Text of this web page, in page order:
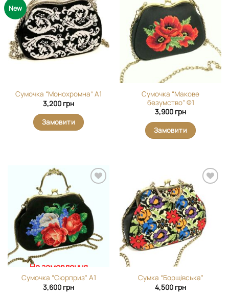
New
Додати
виріб у
вибране
Сумочка “Монохромна” А1
3,200 грн
Замовити
Додати
виріб у
вибране
Сумочка “Макове
безумство” Ф1
3,900 грн
Замовити
виріб у
вибране
На замовлення
Сумочка “Cюрприз” А1
3,600 грн
Додати
виріб у
вибране
Сумка “Борщівська”
4,500 грн